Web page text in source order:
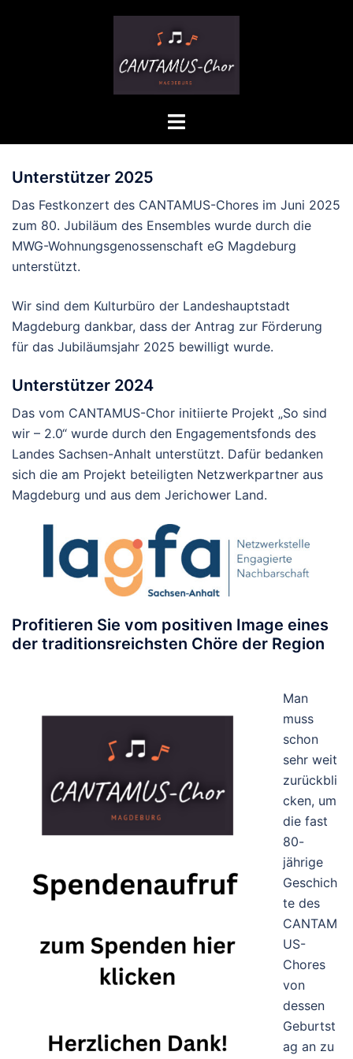
Menü
Unterstützer 2025
Das Festkonzert des CANTAMUS-Chores im Juni 2025
zum 80. Jubiläum des Ensembles wurde durch die
MWG-Wohnungsgenossenschaft eG Magdeburg
unterstützt.
Wir sind dem Kulturbüro der Landeshauptstadt
Magdeburg dankbar, dass der Antrag zur Förderung
für das Jubiläumsjahr 2025 bewilligt wurde.
Unterstützer 2024
Das vom CANTAMUS-Chor initiierte Projekt „So sind
wir – 2.0“ wurde durch den Engagementsfonds des
Landes Sachsen-Anhalt unterstützt. Dafür bedanken
sich die am Projekt beteiligten Netzwerkpartner aus
Magdeburg und aus dem Jerichower Land.
Profitieren Sie vom positiven Image eines
der traditionsreichsten Chöre der Region
Man
muss
schon
sehr weit
zurückbli
cken, um
die fast
80-
jährige
Geschich
te des
CANTAM
US-
Chores
von
dessen
Geburtst
ag an zu